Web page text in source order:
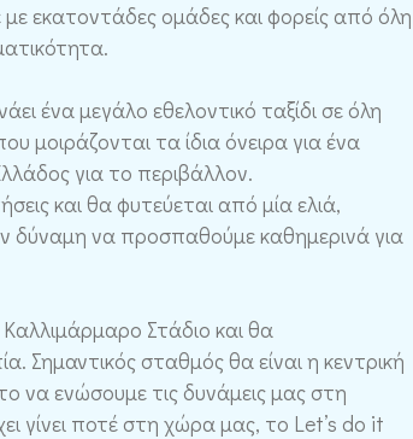
εκατοντάδες ομάδες και φορείς από όλη
ένα μεγάλο εθελοντικό ταξίδι σε όλη
μοιράζονται τα ίδια όνειρα για ένα
για το περιβάλλον.
και θα φυτεύεται από μία ελιά,
δύναμη να προσπαθούμε καθημερινά για
Στάδιο και θα
Σημαντικός σταθμός θα είναι η κεντρική
να ενώσουμε τις δυνάμεις μας στη
γίνει ποτέ στη χώρα μας, το Let’s do it